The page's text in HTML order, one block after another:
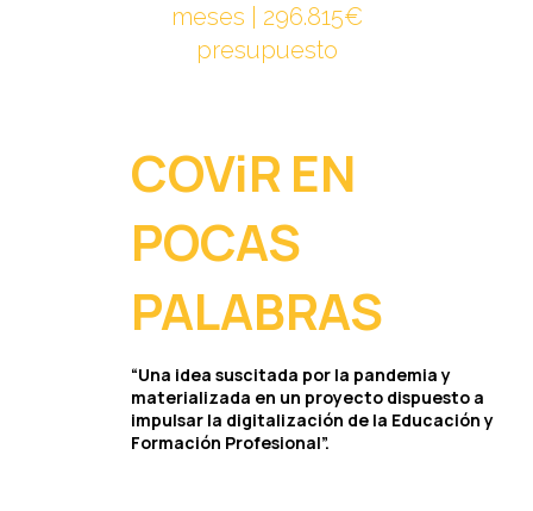
meses | 296.815€
presupuesto
COViR EN
POCAS
PALABRAS
“Una idea suscitada por la pandemia y
materializada en un proyecto dispuesto a
impulsar la digitalización de la Educación y
Formación Profesional”.